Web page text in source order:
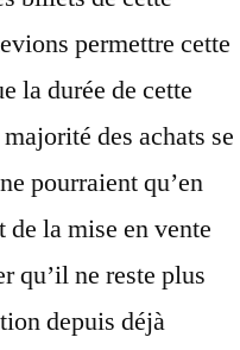
permettre cette
la durée de cette
des achats se
pourraient qu’en
la mise en vente
qu’il ne reste plus
depuis déjà